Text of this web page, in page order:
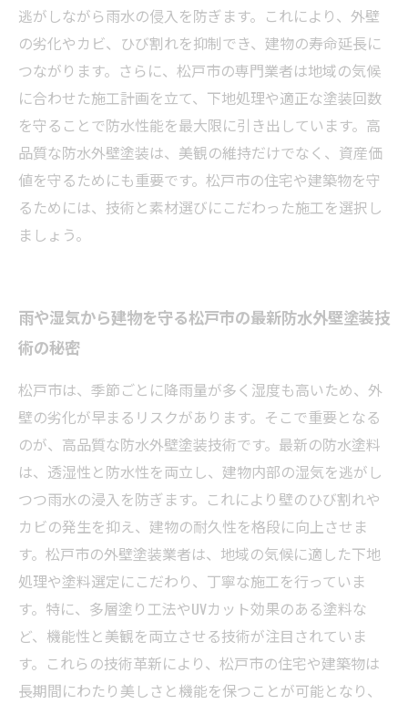
逃がしながら雨水の侵入を防ぎます。これにより、外壁
の劣化やカビ、ひび割れを抑制でき、建物の寿命延長に
つながります。さらに、松戸市の専門業者は地域の気候
に合わせた施工計画を立て、下地処理や適正な塗装回数
を守ることで防水性能を最大限に引き出しています。高
品質な防水外壁塗装は、美観の維持だけでなく、資産価
値を守るためにも重要です。松戸市の住宅や建築物を守
るためには、技術と素材選びにこだわった施工を選択し
ましょう。
雨や湿気から建物を守る松戸市の最新防水外壁塗装技
術の秘密
松戸市は、季節ごとに降雨量が多く湿度も高いため、外
壁の劣化が早まるリスクがあります。そこで重要となる
のが、高品質な防水外壁塗装技術です。最新の防水塗料
は、透湿性と防水性を両立し、建物内部の湿気を逃がし
つつ雨水の浸入を防ぎます。これにより壁のひび割れや
カビの発生を抑え、建物の耐久性を格段に向上させま
す。松戸市の外壁塗装業者は、地域の気候に適した下地
処理や塗料選定にこだわり、丁寧な施工を行っていま
す。特に、多層塗り工法やUVカット効果のある塗料な
ど、機能性と美観を両立させる技術が注目されていま
す。これらの技術革新により、松戸市の住宅や建築物は
長期間にわたり美しさと機能を保つことが可能となり、